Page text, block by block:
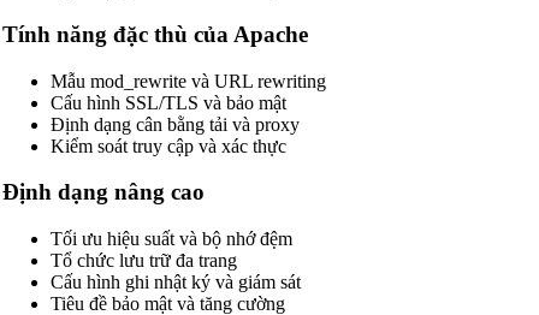
🔗 Related Tools
Tính năng đặc thù của Apache
Mẫu mod_rewrite và URL rewriting
Cấu hình SSL/TLS và bảo mật
Định dạng cân bằng tải và proxy
Kiểm soát truy cập và xác thực
Định dạng nâng cao
Tối ưu hiệu suất và bộ nhớ đệm
Tổ chức lưu trữ đa trang
Cấu hình ghi nhật ký và giám sát
Tiêu đề bảo mật và tăng cường